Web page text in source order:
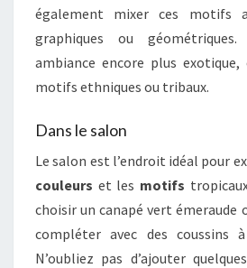
également mixer ces motifs
graphiques ou
ambiance encore plus
motifs ethniques ou tribaux.
Dans le salon
Le salon est l’endroit idéal pour
couleurs et les motifs
choisir un canapé vert émeraude
compléter avec des coussins
N’oubliez pas d’ajouter